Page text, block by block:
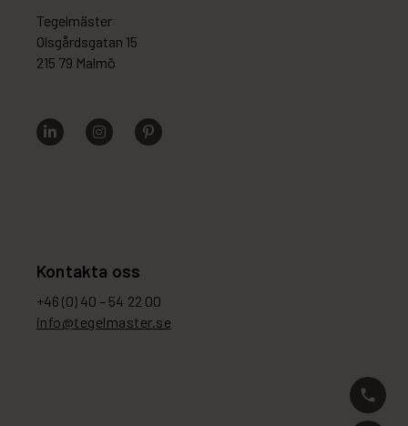
Kontakta oss
+46 (0) 40 – 54 22 00
info@tegelmaster.se
Tegelmäster
Olsgårdsgatan 15
215 79 Malmö
phone